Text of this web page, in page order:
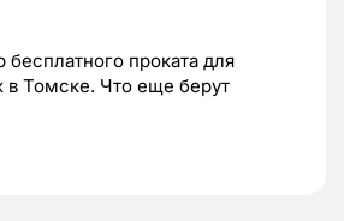
бесплатного проката для
в Томске. Что еще берут